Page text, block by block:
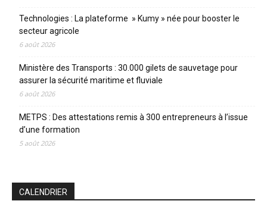
Technologies : La plateforme » Kumy » née pour booster le
secteur agricole
6 août 2026
Ministère des Transports : 30.000 gilets de sauvetage pour
assurer la sécurité maritime et fluviale
6 août 2026
METPS : Des attestations remis à 300 entrepreneurs à l’issue
d’une formation
5 août 2026
CALENDRIER